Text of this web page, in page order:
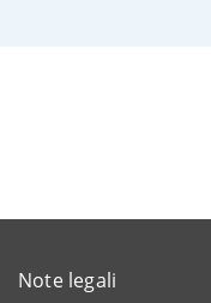
Note legali